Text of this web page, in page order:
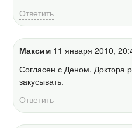
Ответить
Максим 11 января 2010,
Согласен с Деном. Доктора
закусывать.
Ответить